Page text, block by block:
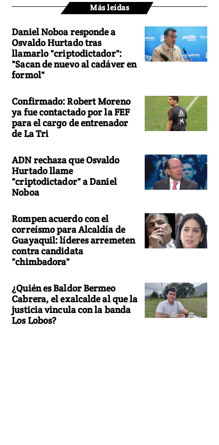
Más leídas
Daniel Noboa responde a
Osvaldo Hurtado tras
llamarlo "criptodictador":
"Sacan de nuevo al cadáver en
formol"
Confirmado: Robert Moreno
ya fue contactado por la FEF
para el cargo de entrenador
de La Tri
ADN rechaza que Osvaldo
Hurtado llame
"criptodictador" a Daniel
Noboa
Rompen acuerdo con el
correísmo para Alcaldía de
Guayaquil: líderes arremeten
contra candidata
"chimbadora"
¿Quién es Baldor Bermeo
Cabrera, el exalcalde al que la
justicia vincula con la banda
Los Lobos?